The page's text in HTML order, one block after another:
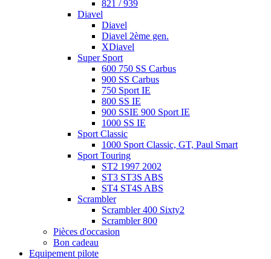
821 / 939
Diavel
Diavel
Diavel 2ème gen.
XDiavel
Super Sport
600 750 SS Carbus
900 SS Carbus
750 Sport IE
800 SS IE
900 SSIE 900 Sport IE
1000 SS IE
Sport Classic
1000 Sport Classic, GT, Paul Smart
Sport Touring
ST2 1997 2002
ST3 ST3S ABS
ST4 ST4S ABS
Scrambler
Scrambler 400 Sixty2
Scrambler 800
Pièces d'occasion
Bon cadeau
Equipement pilote